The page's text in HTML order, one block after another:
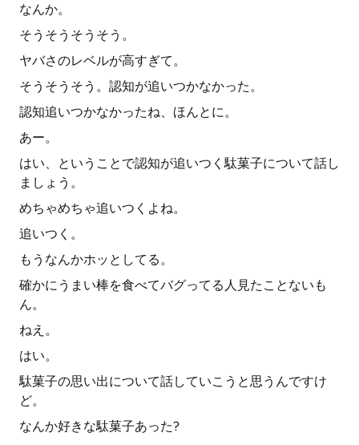
なんか。
そうそうそうそう。
ヤバさのレベルが高すぎて。
そうそうそう。認知が追いつかなかった。
認知追いつかなかったね、ほんとに。
あー。
はい、ということで認知が追いつく駄菓子について話し
ましょう。
めちゃめちゃ追いつくよね。
追いつく。
もうなんかホッとしてる。
確かにうまい棒を食べてバグってる人見たことないも
ん。
ねえ。
はい。
駄菓子の思い出について話していこうと思うんですけ
ど。
なんか好きな駄菓子あった?